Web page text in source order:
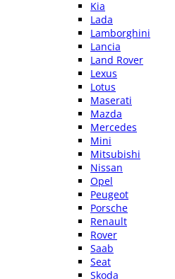
Kia
Lada
Lamborghini
Lancia
Land Rover
Lexus
Lotus
Maserati
Mazda
Mercedes
Mini
Mitsubishi
Nissan
Opel
Peugeot
Porsche
Renault
Rover
Saab
Seat
Skoda